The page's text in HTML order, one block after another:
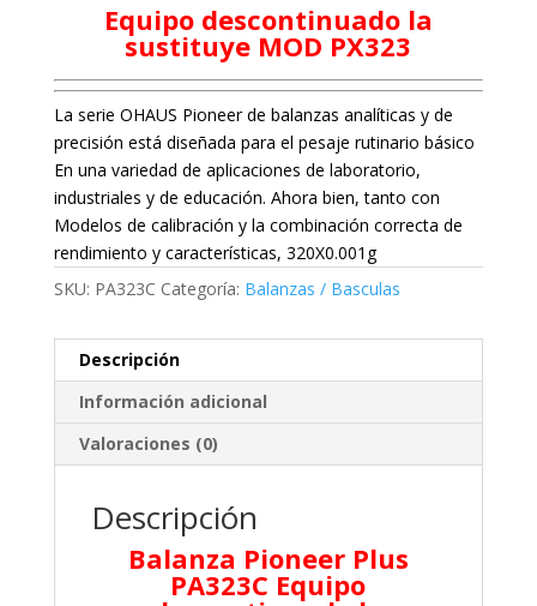
Equipo descontinuado la
sustituye MOD PX323
La serie OHAUS Pioneer de balanzas analíticas y de
precisión está diseñada para el pesaje rutinario básico
En una variedad de aplicaciones de laboratorio,
industriales y de educación. Ahora bien, tanto con
Modelos de calibración y la combinación correcta de
rendimiento y características, 320X0.001g
SKU: PA323C Categoría: Balanzas / Basculas
Descripción
Información adicional
Valoraciones (0)
Descripción
Balanza Pioneer Plus
PA323C Equipo